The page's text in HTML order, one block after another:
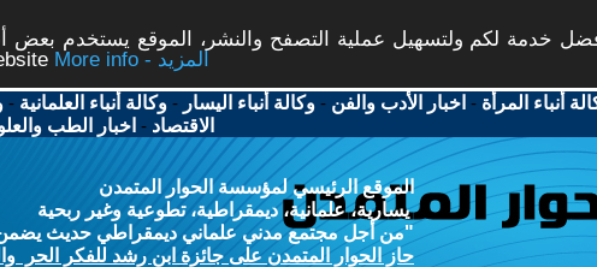
خدمة لكم ولتسهيل عملية التصفح والنشر، الموقع يستخدم بعض
More info - المزيد
أنباء المرأة - اخبار الأدب والفن -وكالة أنباء اليسار -وكالة أنباء العلمانية -
الاقتصاد - اخبار الطب
الموقع الرئيسي لمؤسسة الحوار المتمدن
يسارية، علمانية، ديمقراطية، تطوعية وغير ربحية
"من أجل مجتمع مدني علماني ديمقراطي حديث يضمن
حاز الحوار المتمدن على جائزة ابن رشد للفكر الحر